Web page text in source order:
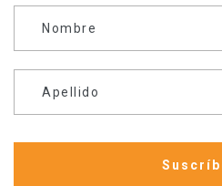
Nombre
Apellido